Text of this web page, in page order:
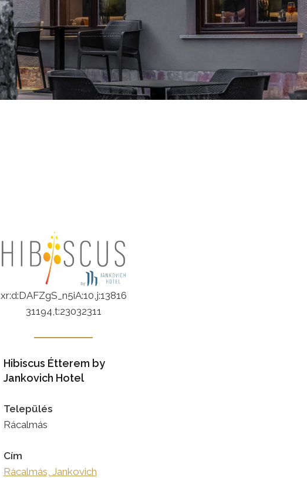
xr:d:DAFZgS_n5iA:10,j:13816
31194,t:23032311
Hibiscus Étterem by
Jankovich Hotel
Település
Rácalmás
Cím
Rácalmás, Jankovich